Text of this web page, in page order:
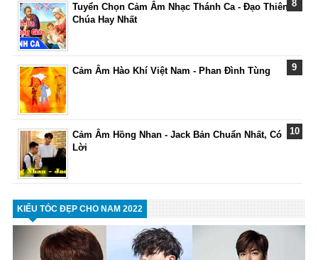
Tuyển Chọn Cảm Âm Nhạc Thánh Ca - Đạo Thiên
Chúa Hay Nhất
Cảm Âm Hào Khí Việt Nam - Phan Đình Tùng
Cảm Âm Hồng Nhan - Jack Bản Chuẩn Nhất, Có
Lời
KIỂU TÓC ĐẸP CHO NAM 2022